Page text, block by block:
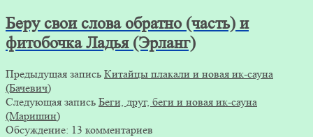
Беру свои слова обратно (часть) и
фитобочка Ладья (Эрланг)
Предыдущая запись Китайцы плакали и новая ик-сауна
(Бачевич)
Следующая запись Беги, друг, беги и новая ик-сауна
(Маришин)
Обсуждение: 13 комментариев